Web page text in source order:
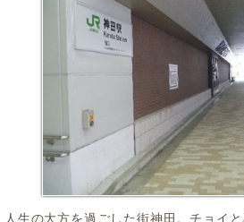
人生の大方を過ごした街神田。チョイ